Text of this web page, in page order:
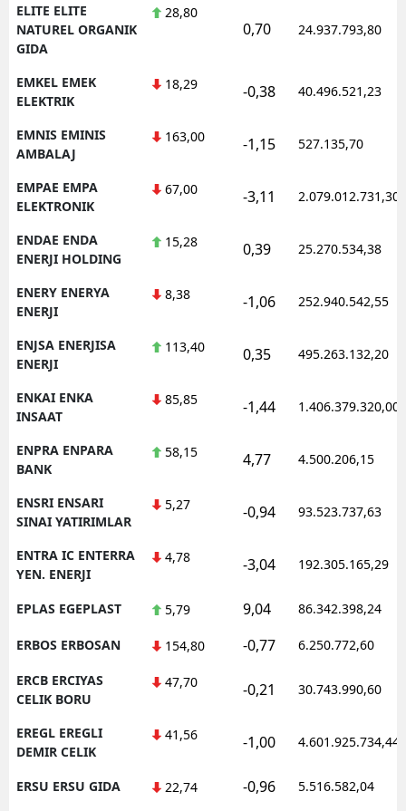
ELITE ELITE
NATUREL ORGANIK
GIDA
28,80
0,70 24.937.793,80
EMKEL EMEK
ELEKTRIK
18,29 -0,38 40.496.521,23
EMNIS EMINIS
AMBALAJ
163,00 -1,15 527.135,70
EMPAE EMPA
ELEKTRONIK
67,00 -3,11 2.079.012.731,30
ENDAE ENDA
ENERJI HOLDING
15,28 0,39 25.270.534,38
ENERY ENERYA
ENERJI
8,38 -1,06 252.940.542,55
ENJSA ENERJISA
ENERJI
113,40 0,35 495.263.132,20
ENKAI ENKA
INSAAT
85,85 -1,44 1.406.379.320,00
ENPRA ENPARA
BANK
58,15 4,77 4.500.206,15
ENSRI ENSARI
SINAI YATIRIMLAR
5,27 -0,94 93.523.737,63
ENTRA IC ENTERRA
YEN. ENERJI
4,78 -3,04 192.305.165,29
EPLAS EGEPLAST 5,79 9,04 86.342.398,24
ERBOS ERBOSAN 154,80 -0,77 6.250.772,60
ERCB ERCIYAS
CELIK BORU
47,70 -0,21 30.743.990,60
EREGL EREGLI
DEMIR CELIK
41,56 -1,00 4.601.925.734,44
ERSU ERSU GIDA 22,74 -0,96 5.516.582,04